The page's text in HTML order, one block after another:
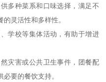
多种菜系和口味选择，满足不
灵活性和多样性。
学校等集体活动，有助于增进
灾害或公共卫生事件，团餐配
要的餐饮支持。